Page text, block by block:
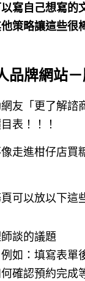
寫自己想寫的
策略讓這些很
品牌網站
友「更了解諮
表！！！
走進柑仔店買
可以放以下這
談的議題
如：填寫表單
確認預約完成